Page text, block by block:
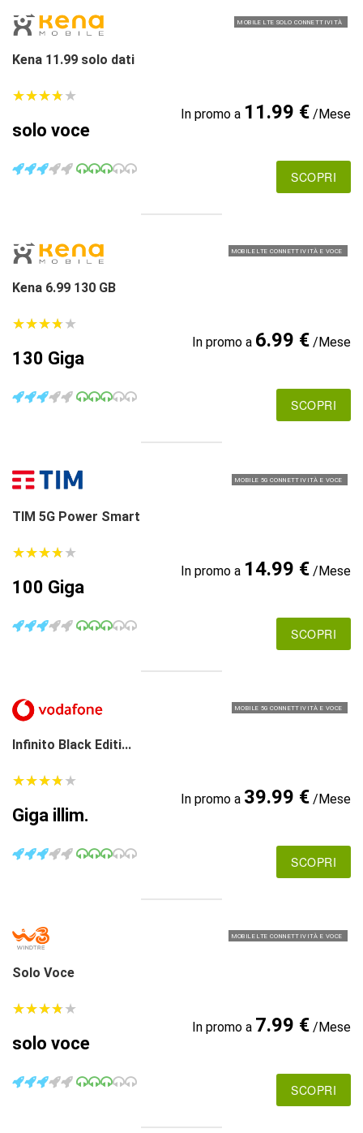
MOBILE LTE SOLO CONNETTIVITÀ
Kena 11.99 solo dati
★★★★★
★★★★★
solo voce
In promo a 11.99 €/Mese
SCOPRI
MOBILE LTE CONNETTIVITÀ E VOCE
Kena 6.99 130 GB
★★★★★
★★★★★
130 Giga
In promo a 6.99 €/Mese
SCOPRI
MOBILE 5G CONNETTIVITÀ E VOCE
TIM 5G Power Smart
★★★★★
★★★★★
100 Giga
In promo a 14.99 €/Mese
SCOPRI
MOBILE 5G CONNETTIVITÀ E VOCE
Infinito Black Editi...
★★★★★
★★★★★
Giga illim.
In promo a 39.99 €/Mese
SCOPRI
MOBILE LTE CONNETTIVITÀ E VOCE
Solo Voce
★★★★★
★★★★★
solo voce
In promo a 7.99 €/Mese
SCOPRI